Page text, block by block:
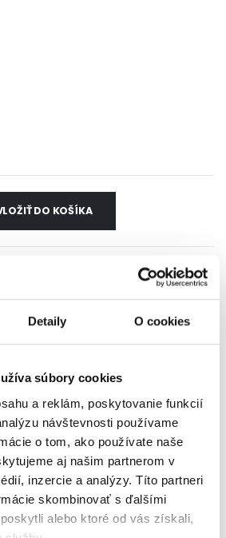
Detaily O cookies
súbory cookies
a reklám, poskytovanie funkcií
návštevnosti používame
o tom, ako používate naše
aj našim partnerom v
inzercie a analýzy. Títo partneri
skombinovať s ďalšími
alebo ktoré od vás získali,
DO KOŠÍKA
príchute
VLOŽIŤ DO KOŠÍKA
TABUĽKA